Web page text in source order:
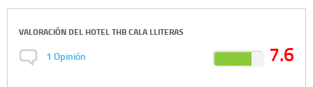
VALORACIÓN DEL HOTEL THB CALA LLITERAS
1 Opinión 7.6